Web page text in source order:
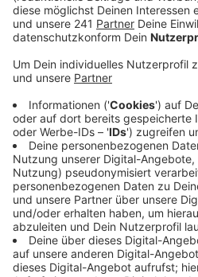
Erbbaurecht vergeben. Das
bleiben in städtischer Hand,
darauf entstehen, gehören
der die Stadt für das
Anzeige
Wenn die Stadt die
die Kontrolle darüber, was
zum Beispiel Rabatte geben
Klimaschutz fördern oder für
Pflegeeinrichtungen. Auch